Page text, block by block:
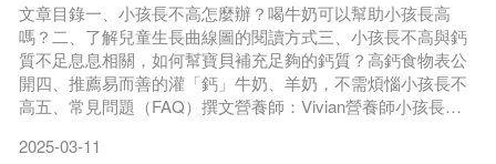
文章目錄一、小孩長不高怎麼辦？喝牛奶可以幫助小孩長高
嗎？二、了解兒童生長曲線圖的閱讀方式三、小孩長不高與鈣
質不足息息相關，如何幫寶貝補充足夠的鈣質？高鈣食物表公
開四、推薦易而善的灌「鈣」牛奶、羊奶，不需煩惱小孩長不
高五、常見問題（FAQ）撰文營養師：Vivian營養師小孩長不
自己的寶貝身高卻遲遲沒有明顯變化時，不少爸媽會開始焦
2025-03-11